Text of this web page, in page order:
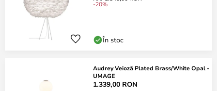
-20%
În stoc
Audrey Veioză Plated Brass/White Opal -
UMAGE
1.339,00 RON